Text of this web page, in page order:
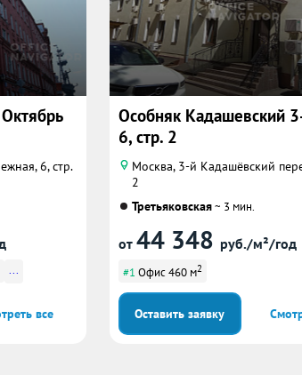
6, стр.
...
все
Особняк Кадашевский
6, стр. 2
Москва, 3-й Кадашёвский
2
Третьяковская~ 3 мин.
от 44 348 руб./м²/год
#1 Офис 460 м2
Оставить заявку